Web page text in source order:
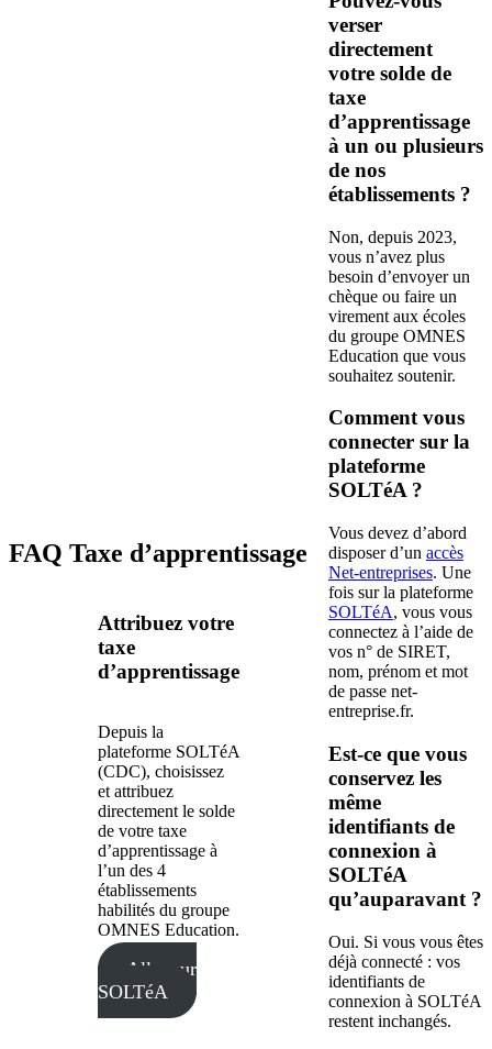
FAQ Taxe d’apprentissage
Attribuez votre
taxe
d’apprentissage
Depuis la
plateforme SOLTéA
(CDC), choisissez
et attribuez
directement le solde
de votre taxe
d’apprentissage à
l’un des 4
établissements
habilités du groupe
OMNES Education.
Aller sur
SOLTéA
verser
directement
votre solde de
taxe
d’apprentissage
à un ou plusieurs
de nos
établissements ?
Non, depuis 2023,
vous n’avez plus
besoin d’envoyer un
chèque ou faire un
virement aux écoles
du groupe OMNES
Education que vous
souhaitez soutenir.
Comment vous
connecter sur la
plateforme
SOLTéA ?
Vous devez d’abord
disposer d’un accès
Net-entreprises. Une
fois sur la plateforme
SOLTéA, vous vous
connectez à l’aide de
vos n° de SIRET,
nom, prénom et mot
de passe net-
entreprise.fr.
Est-ce que vous
conservez les
même
identifiants de
connexion à
SOLTéA
qu’auparavant ?
Oui. Si vous vous êtes
déjà connecté : vos
identifiants de
connexion à SOLTéA
restent inchangés.